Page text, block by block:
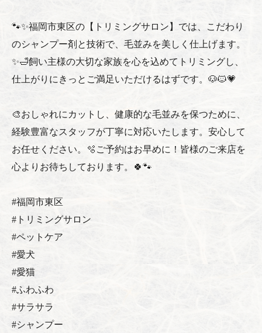
🐾✨福岡市東区の【トリミングサロン】では、こだわり
のシャンプー剤と技術で、毛並みを美しく仕上げます。
✨🛁飼い主様の大切な家族を心を込めてトリミングし、
仕上がりにきっとご満足いただけるはずです。🐶🐱💗
🎨おしゃれにカットし、健康的な毛並みを保つために、
経験豊富なスタッフが丁寧に対応いたします。安心して
お任せください。🫧ご予約はお早めに！皆様のご来店を
心よりお待ちしております。🍀🐾
#福岡市東区
#トリミングサロン
#ペットケア
#愛犬
#愛猫
#ふわふわ
#サラサラ
#シャンプー